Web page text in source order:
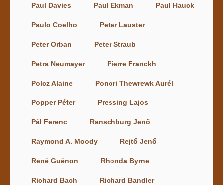
Paul Davies Paul Ekman Paul Hauck
Paulo Coelho Peter Lauster
Peter Orban Peter Straub
Petra Neumayer Pierre Franckh
Polcz Alaine Ponori Thewrewk Aurél
Popper Péter Pressing Lajos
Pál Ferenc Ranschburg Jenő
Raymond A. Moody Rejtő Jenő
René Guénon Rhonda Byrne
Richard Bach Richard Bandler